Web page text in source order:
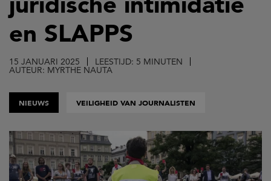
gaan
en SLAPPS
15 JANUARI 2025 LEESTIJD: 5 MINUTEN
AUTEUR: MYRTHE NAUTA
NIEUWS VEILIGHEID VAN JOURNALISTEN